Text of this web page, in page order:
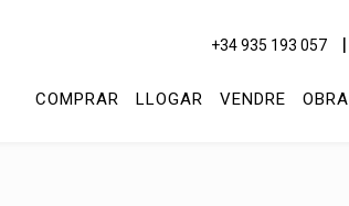
+34 935 193 057
COMPRAR LLOGAR VENDRE